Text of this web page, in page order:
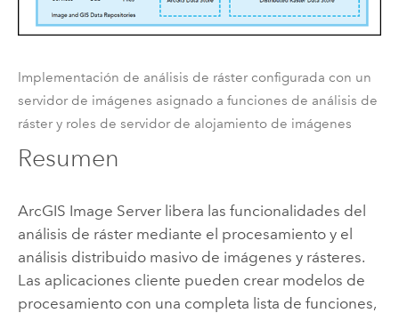
Implementación de análisis de ráster configurada con un
servidor de imágenes asignado a funciones de análisis de
ráster y roles de servidor de alojamiento de imágenes
Resumen
ArcGIS Image Serverlibera las funcionalidades del
análisis de ráster mediante el procesamiento y el
análisis distribuido masivo de imágenes y rásteres.
Las aplicaciones cliente pueden crear modelos de
procesamiento con una completa lista de funciones,